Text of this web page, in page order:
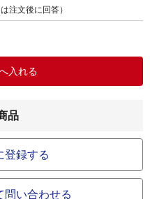
注文後に回答）
品
登録する
問い合わせる